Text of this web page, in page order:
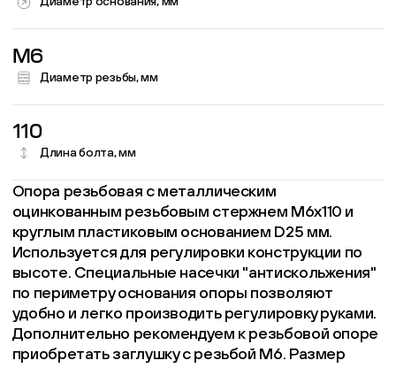
M6
Диаметр резьбы, мм
110
Длина болта, мм
Опора резьбовая с металлическим
оцинкованным резьбовым стержнем М6х110 и
круглым пластиковым основанием D25 мм.
Используется для регулировки конструкции по
высоте. Специальные насечки "антискольжения"
по периметру основания опоры позволяют
удобно и легко производить регулировку руками.
Дополнительно рекомендуем к резьбовой опоре
приобретать заглушку с резьбой М6. Размер